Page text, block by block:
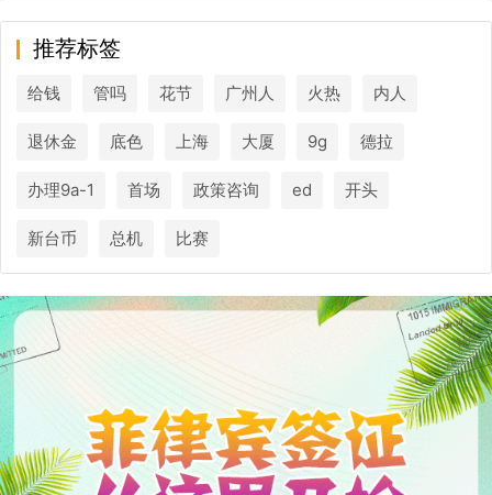
推荐标签
给钱 管吗 花节 广州人 火热 内人
退休金 底色 上海 大厦 9g 德拉
办理9a-1 首场 政策咨询 ed 开头
新台币 总机 比赛